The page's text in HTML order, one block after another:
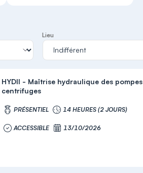
Lieu
HYDII - Maîtrise hydraulique des pompes
centrifuges
PRÉSENTIEL 14 HEURES (2 JOURS)
ACCESSIBLE 13/10/2026